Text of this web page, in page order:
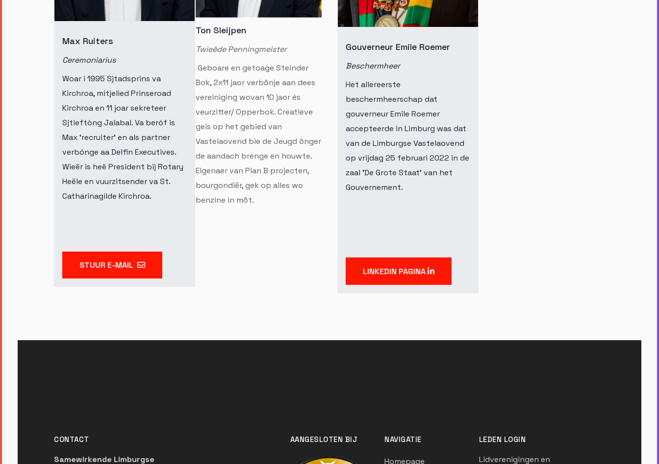
Max Ruiters
Ceremoniarius
Woar i 1995 Sjtadsprins va
Kirchroa, mitjelied Prinseroad
Kirchroa en 11 joar sekreteer
Sjtieftòng Jalabal. Va beróf is
Max ‘recruiter’ en als partner
verbónge aa Delfin Executives.
Wieër is heë President bij Rotary
Heële en vuurzitsender va St.
Catharinagilde Kirchroa.
STUUR E-MAIL
Ton Sleijpen
Twieëde Penningmeister
Geboare en getoage Steinder
Bok, 2x11 jaor verbônje aan dees
vereiniging wovan 10 jaor és
veurzitter/ Opperbok. Creatieve
geis op het gebied van
Vastelaovend bie de Jeugd ônger
de aandach brènge en houwte.
Eigenaer van Plan B projecten,
bourgondiër, gek op alles wo
benzine in môt.
Gouverneur Emile Roemer
Beschermheer
Het allereerste
beschermheerschap dat
gouverneur Emile Roemer
accepteerde in Limburg was dat
van de Limburgse Vastelaovend
op vrijdag 25 februari 2022 in de
zaal 'De Grote Staat' van het
Gouvernement.
LINKEDIN PAGINA
CONTACT
Samewirkende Limburgse
AANGESLOTEN BIJ NAVIGATIE
Homepage
LEDEN LOGIN
Lidverenigingen en